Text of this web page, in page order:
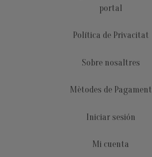
portal
Política de Privacitat
Sobre nosaltres
Mètodes de Pagament
Iniciar sesión
Mi cuenta